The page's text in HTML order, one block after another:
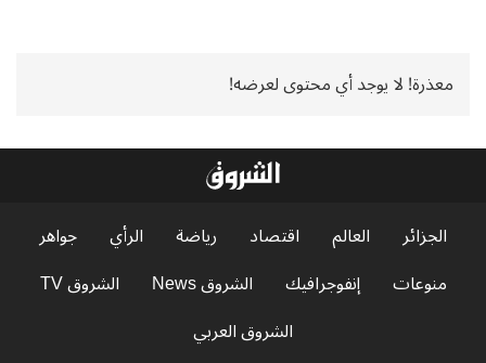
معذرة! لا يوجد أي محتوى لعرضه!
الجزائر العالم اقتصاد رياضة الرأي
جواهر
منوعات
إنفوجرافيك الشروق News
الشروق TV
الشروق العربي